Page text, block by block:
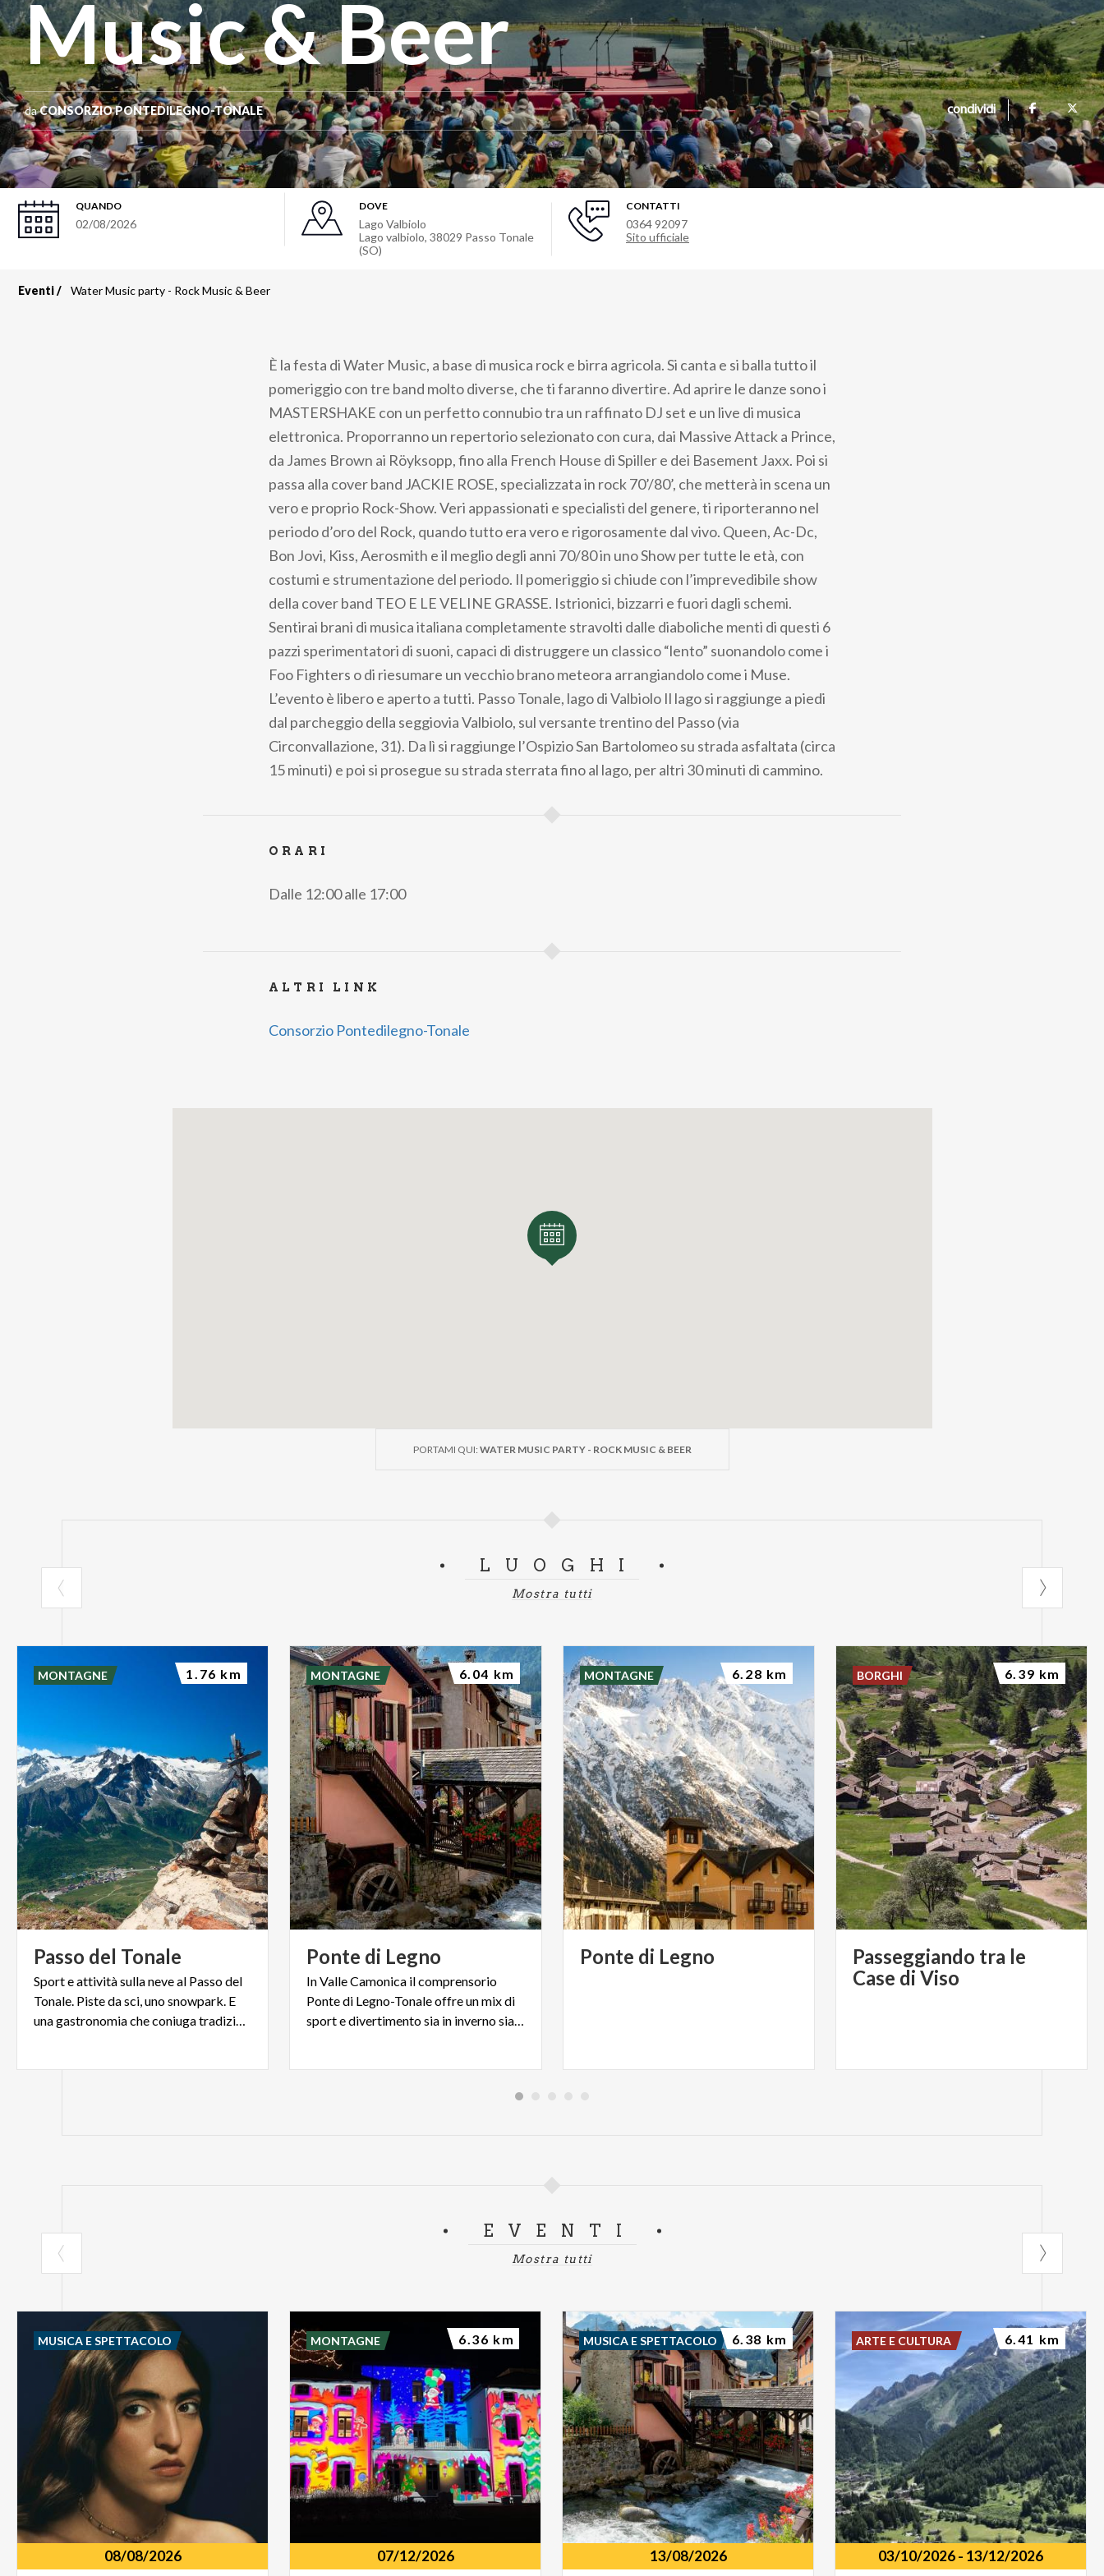
Music & Beer
daCONSORZIO PONTEDILEGNO-TONALE condividi
QUANDO
02/08/2026
DOVE
Lago Valbiolo
Lago valbiolo, 38029 Passo Tonale
(SO)
CONTATTI
0364 92097
Sito ufficiale
Eventi Water Music party - Rock Music & Beer
È la festa di Water Music, a base di musica rock e birra agricola. Si canta e si balla tutto il
pomeriggio con tre band molto diverse, che ti faranno divertire. Ad aprire le danze sono i
MASTERSHAKE con un perfetto connubio tra un raffinato DJ set e un live di musica
elettronica. Proporranno un repertorio selezionato con cura, dai Massive Attack a Prince,
da James Brown ai Röyksopp, fino alla French House di Spiller e dei Basement Jaxx. Poi si
passa alla cover band JACKIE ROSE, specializzata in rock 70’/80’, che metterà in scena un
vero e proprio Rock-Show. Veri appassionati e specialisti del genere, ti riporteranno nel
periodo d’oro del Rock, quando tutto era vero e rigorosamente dal vivo. Queen, Ac-Dc,
Bon Jovi, Kiss, Aerosmith e il meglio degli anni 70/80 in uno Show per tutte le età, con
costumi e strumentazione del periodo. Il pomeriggio si chiude con l’imprevedibile show
della cover band TEO E LE VELINE GRASSE. Istrionici, bizzarri e fuori dagli schemi.
Sentirai brani di musica italiana completamente stravolti dalle diaboliche menti di questi 6
pazzi sperimentatori di suoni, capaci di distruggere un classico “lento” suonandolo come i
Foo Fighters o di riesumare un vecchio brano meteora arrangiandolo come i Muse.
L’evento è libero e aperto a tutti. Passo Tonale, lago di Valbiolo Il lago si raggiunge a piedi
dal parcheggio della seggiovia Valbiolo, sul versante trentino del Passo (via
Circonvallazione, 31). Da lì si raggiunge l’Ospizio San Bartolomeo su strada asfaltata (circa
15 minuti) e poi si prosegue su strada sterrata fino al lago, per altri 30 minuti di cammino.
ORARI
Dalle 12:00 alle 17:00
ALTRI LINK
Consorzio Pontedilegno-Tonale
PORTAMI QUI: WATER MUSIC PARTY - ROCK MUSIC & BEER
LUOGHI
Mostra tutti
Passo del Tonale
Sport e attività sulla neve al Passo del
Tonale. Piste da sci, uno snowpark. E
una gastronomia che coniuga tradizione lombarda e trentina
MONTAGNE 1.76 km
Ponte di Legno
In Valle Camonica il comprensorio
Ponte di Legno-Tonale offre un mix di
sport e divertimento sia in inverno sia in estate.
MONTAGNE 6.04 km
Ponte di Legno
MONTAGNE 6.28 km
Passeggiando tra le
Case di Viso
BORGHI 6.39 km
EVENTI
Mostra tutti
08/08/2026
MUSICA E SPETTACOLO
07/12/2026
MONTAGNE 6.36 km
13/08/2026
MUSICA E SPETTACOLO 6.38 km
03/10/2026- 13/12/2026
ARTE E CULTURA 6.41 km